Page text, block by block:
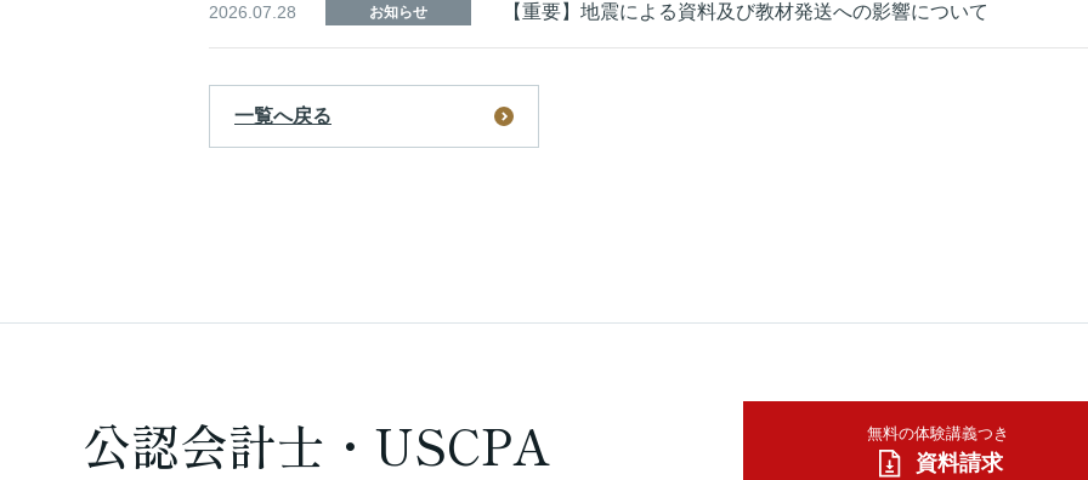
2026.07.28 お知らせ 【重要】地震による資料及び教材発送への影響について
一覧へ戻る
公認会計士・USCPA
無料の体験講義つき
資料請求